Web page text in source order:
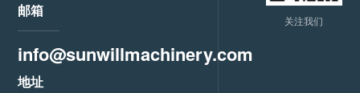
邮箱
info@sunwillmachinery.com
地址
关注我们